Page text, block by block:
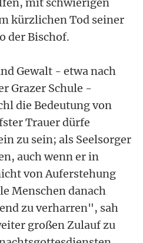
kürzlichen Tod seiner
der Bischof.
Gewalt - etwa nach
Grazer Schule -
die Bedeutung von
Trauer dürfe
zu sein; als Seelsorger
auch wenn er in
von Auferstehung
Menschen danach
zu verharren", sah
großen Zulauf zu